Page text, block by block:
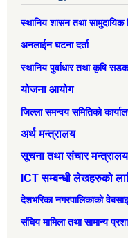
स्थानिय शासन तथा
अनलाईन घटना दर्ता
स्थानिय पुर्वाधार तथा कृषि
योजना आयोग
जिल्ला समन्वय समितिको
अर्थ मन्त्रालय
सूचना तथा संचार मन्त्रालय
ICT सम्बन्धी लेखहरुको
देशभरिका नगरपालिकाको
संघिय मामिला तथा सामान्‍य